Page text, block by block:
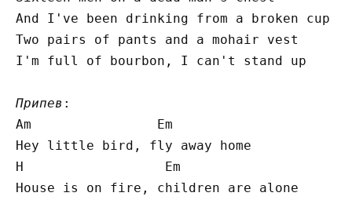
And I've been drinking from a broken cup
Two pairs of pants and a mohair vest
I'm full of bourbon, I can't stand up
Припев :
Am                Em
Hey little bird, fly away home
H                  Em
House is on fire, children are alone